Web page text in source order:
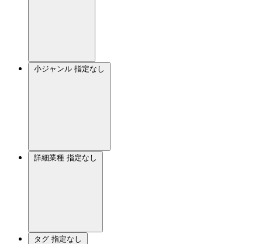
小ジャンル 指定なし
詳細業種 指定なし
タグ 指定なし